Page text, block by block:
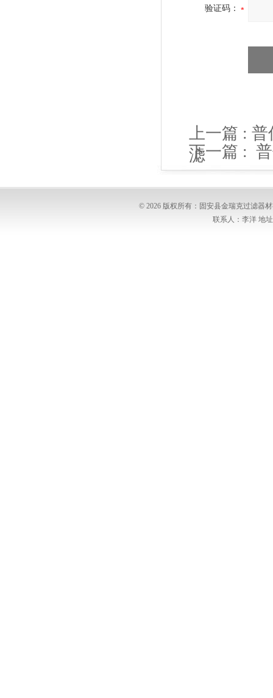
验证码：
上一篇 : 普
滤
下一篇 :
滤筒
© 2026 版权所有：固安县金瑞克过滤器
联系人：李洋 地